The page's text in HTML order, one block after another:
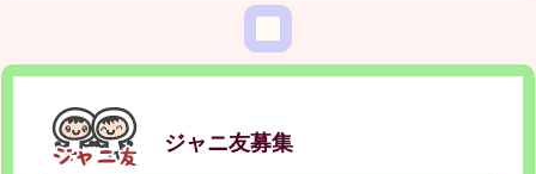
ジャニ友募集